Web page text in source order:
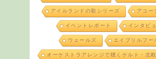
アイルランドの歌シリーズ アコー
イベントレポート インタビ
ウェールズ エイプリルフー
オーケストラアレンジで聴くケルト・北